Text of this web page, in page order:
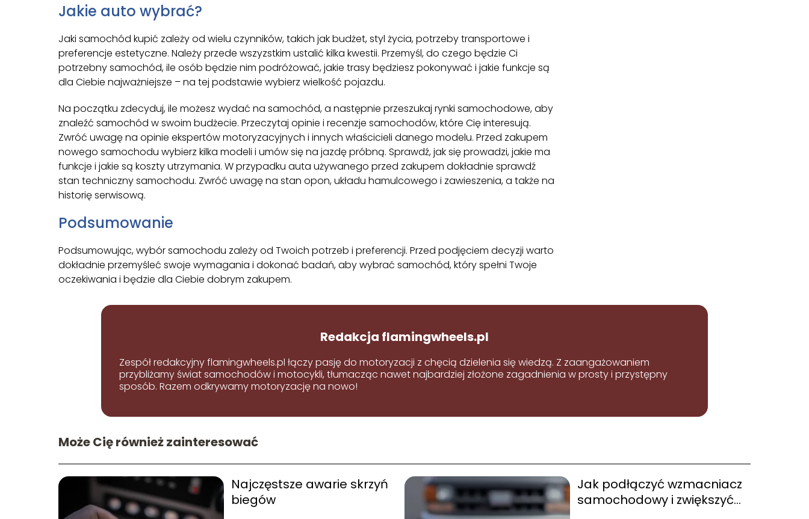
Jakie auto wybrać?
Jaki samochód kupić zależy od wielu czynników, takich jak budżet, styl życia, potrzeby transportowe i
preferencje estetyczne. Należy przede wszyzstkim ustalić kilka kwestii. Przemyśl, do czego będzie Ci
potrzebny samochód, ile osób będzie nim podróżować, jakie trasy będziesz pokonywać i jakie funkcje są
dla Ciebie najważniejsze – na tej podstawie wybierz wielkość pojazdu.
Na początku zdecyduj, ile możesz wydać na samochód, a następnie przeszukaj rynki samochodowe, aby
znaleźć samochód w swoim budżecie. Przeczytaj opinie i recenzje samochodów, które Cię interesują.
Zwróć uwagę na opinie ekspertów motoryzacyjnych i innych właścicieli danego modelu. Przed zakupem
nowego samochodu wybierz kilka modeli i umów się na jazdę próbną. Sprawdź, jak się prowadzi, jakie ma
funkcje i jakie są koszty utrzymania. W przypadku auta używanego przed zakupem dokładnie sprawdź
stan techniczny samochodu. Zwróć uwagę na stan opon, układu hamulcowego i zawieszenia, a także na
historię serwisową.
Podsumowanie
Podsumowując, wybór samochodu zależy od Twoich potrzeb i preferencji. Przed podjęciem decyzji warto
dokładnie przemyśleć swoje wymagania i dokonać badań, aby wybrać samochód, który spełni Twoje
oczekiwania i będzie dla Ciebie dobrym zakupem.
Redakcja flamingwheels.pl
Zespół redakcyjny flamingwheels.pl łączy pasję do motoryzacji z chęcią dzielenia się wiedzą. Z zaangażowaniem
przybliżamy świat samochodów i motocykli, tłumacząc nawet najbardziej złożone zagadnienia w prosty i przystępny
sposób. Razem odkrywamy motoryzację na nowo!
Może Cię również zainteresować
Najczęstsze awarie skrzyń
biegów
Jak podłączyć wzmacniacz
samochodowy i zwiększyć